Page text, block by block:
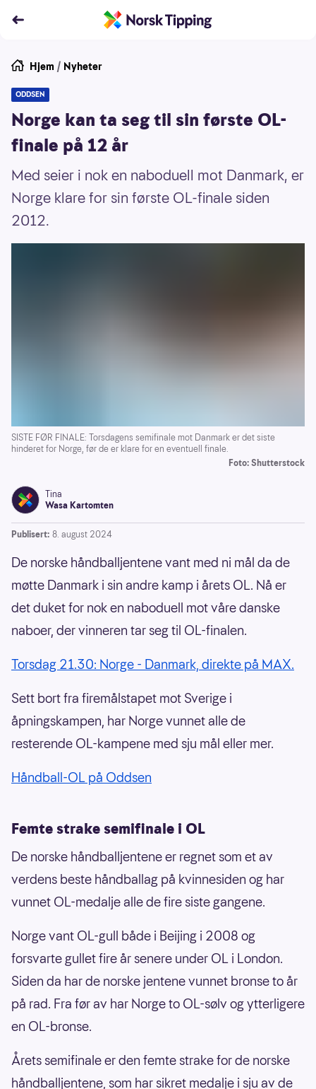
Hjem / Nyheter
ODDSEN
Norge kan ta seg til sin første OL-
finale på 12 år
Med seier i nok en naboduell mot Danmark, er
Norge klare for sin første OL-finale siden
2012.
SISTE FØR FINALE: Torsdagens semifinale mot Danmark er det siste
hinderet for Norge, før de er klare for en eventuell finale.
Foto: Shutterstock
Tina
Wasa Kartomten
Publisert: 8. august 2024
De norske håndballjentene vant med ni mål da de
møtte Danmark i sin andre kamp i årets OL. Nå er
det duket for nok en naboduell mot våre danske
naboer, der vinneren tar seg til OL-finalen.
Torsdag 21.30: Norge - Danmark, direkte på MAX.
Sett bort fra firemålstapet mot Sverige i
åpningskampen, har Norge vunnet alle de
resterende OL-kampene med sju mål eller mer.
Håndball-OL på Oddsen
Femte strake semifinale i OL
De norske håndballjentene er regnet som et av
verdens beste håndballag på kvinnesiden og har
vunnet OL-medalje alle de fire siste gangene.
Norge vant OL-gull både i Beijing i 2008 og
forsvarte gullet fire år senere under OL i London.
Siden da har de norske jentene vunnet bronse to år
på rad. Fra før av har Norge to OL-sølv og ytterligere
en OL-bronse.
Årets semifinale er den femte strake for de norske
håndballjentene, som har sikret medalje i sju av de